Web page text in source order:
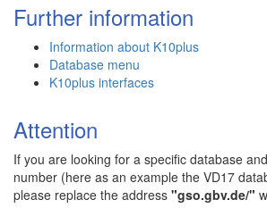
Further information
Information about K10plus
Database menu
K10plus interfaces
Attention
If you are looking for a specific database
number (here as an example the VD17
please replace the address "gso.gbv.de/"